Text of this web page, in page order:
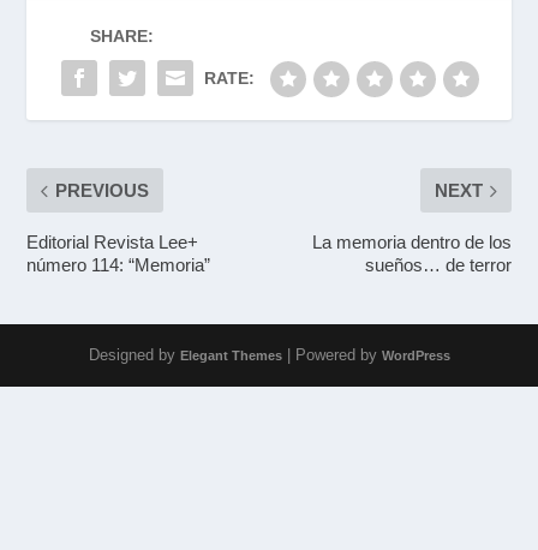
SHARE:
RATE:
PREVIOUS
Editorial Revista Lee+
número 114: “Memoria”
NEXT
La memoria dentro de los
sueños… de terror
Designed by Elegant Themes| Powered by WordPress